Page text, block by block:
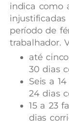
indica como
período de
trabalhador.
até
30 dias
Seis a
24 dias
15 a 23
dias